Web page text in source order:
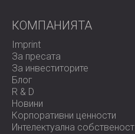
КОМПАНИЯТА
Imprint
За пресата
За инвеститорите
Блог
R & D
Новини
Корпоративни ценности
Интелектуална собственост